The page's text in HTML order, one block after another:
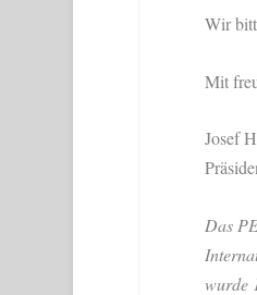
Wir
Mit
Josef
Das
wurde